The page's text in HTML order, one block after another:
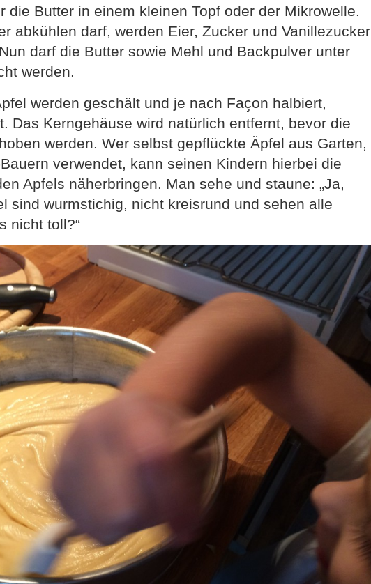
die Butter in einem kleinen Topf oder der Mikrowelle.
abkühlen darf, werden Eier, Zucker und Vanillezucker
darf die Butter sowie Mehl und Backpulver unter
werden.
werden geschält und je nach Façon halbiert,
Das Kerngehäuse wird natürlich entfernt, bevor die
werden. Wer selbst gepflückte Äpfel aus Garten,
verwendet, kann seinen Kindern hierbei die
Apfels näherbringen. Man sehe und staune: „Ja,
sind wurmstichig, nicht kreisrund und sehen alle
nicht toll?“